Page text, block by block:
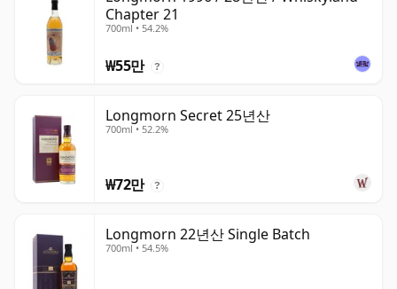
Chapter 21
700ml • 54.2%
₩55만 ?
Longmorn Secret 25년산
700ml • 52.2%
₩72만 ?
Longmorn 22년산 Single Batch
700ml • 54.5%